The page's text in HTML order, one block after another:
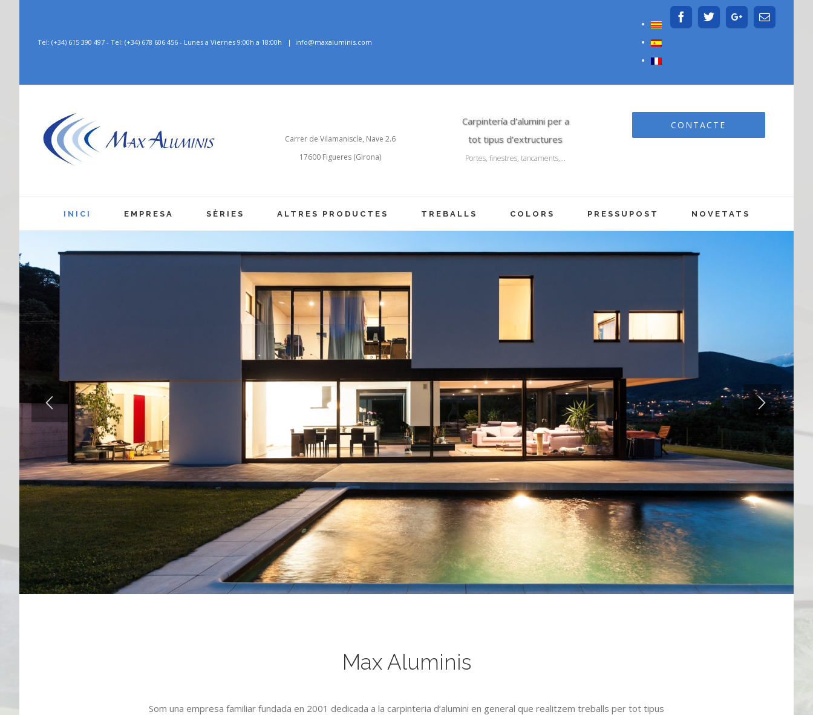
Tel: (+34) 615 390 497 - Tel: (+34) 678 606 456 - Lunes a Viernes 9:00h a 18:00h | info@maxaluminis.com
Carrer de Vilamaniscle, Nave 2.6
17600 Figueres (Girona)
Carpintería d'alumini per a
tot tipus d'extructures
Portes, finestres, tancaments,...
CONTACTE
INICI EMPRESA SÈRIES ALTRES PRODUCTES TREBALLS COLORS PRESSUPOST NOVETATS
Max Aluminis
Som una empresa familiar fundada en 2001 dedicada a la carpinteria d’alumini en general que realitzem treballs per tot tipus